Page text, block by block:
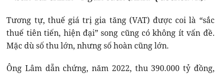
Tương tự, thuế giá trị gia tăng (VAT) được coi là “sắc
thuế tiên tiến, hiện đại” song cũng có không ít vấn đề.
Mặc dù số thu lớn, nhưng số hoàn cũng lớn.
Ông Lâm dẫn chứng, năm 2022, thu 390.000 tỷ đồng,